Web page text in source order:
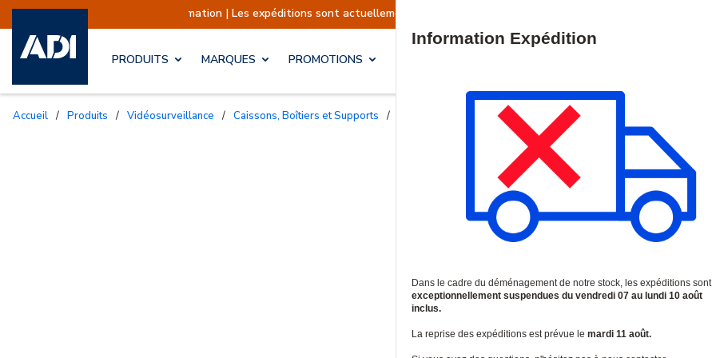
| Les expéditions sont actuellement suspendues
PRODUITS MARQUES PROMOTIONS
Accueil / Produits / Vidéosurveillance / Caissons, Boîtiers et Supports /